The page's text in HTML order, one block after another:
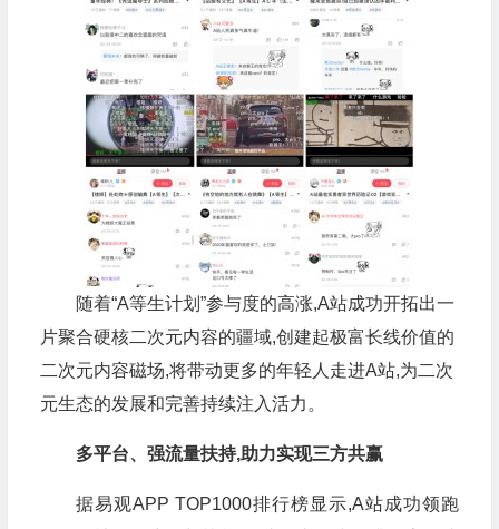
随着“A等生计划”参与度的高涨,A站成功开拓出一
片聚合硬核二次元内容的疆域,创建起极富长线价值的
二次元内容磁场,将带动更多的年轻人走进A站,为二次
元生态的发展和完善持续注入活力。
多平台、强流量扶持,助力实现三方共赢
据易观APP TOP1000排行榜显示,A站成功领跑